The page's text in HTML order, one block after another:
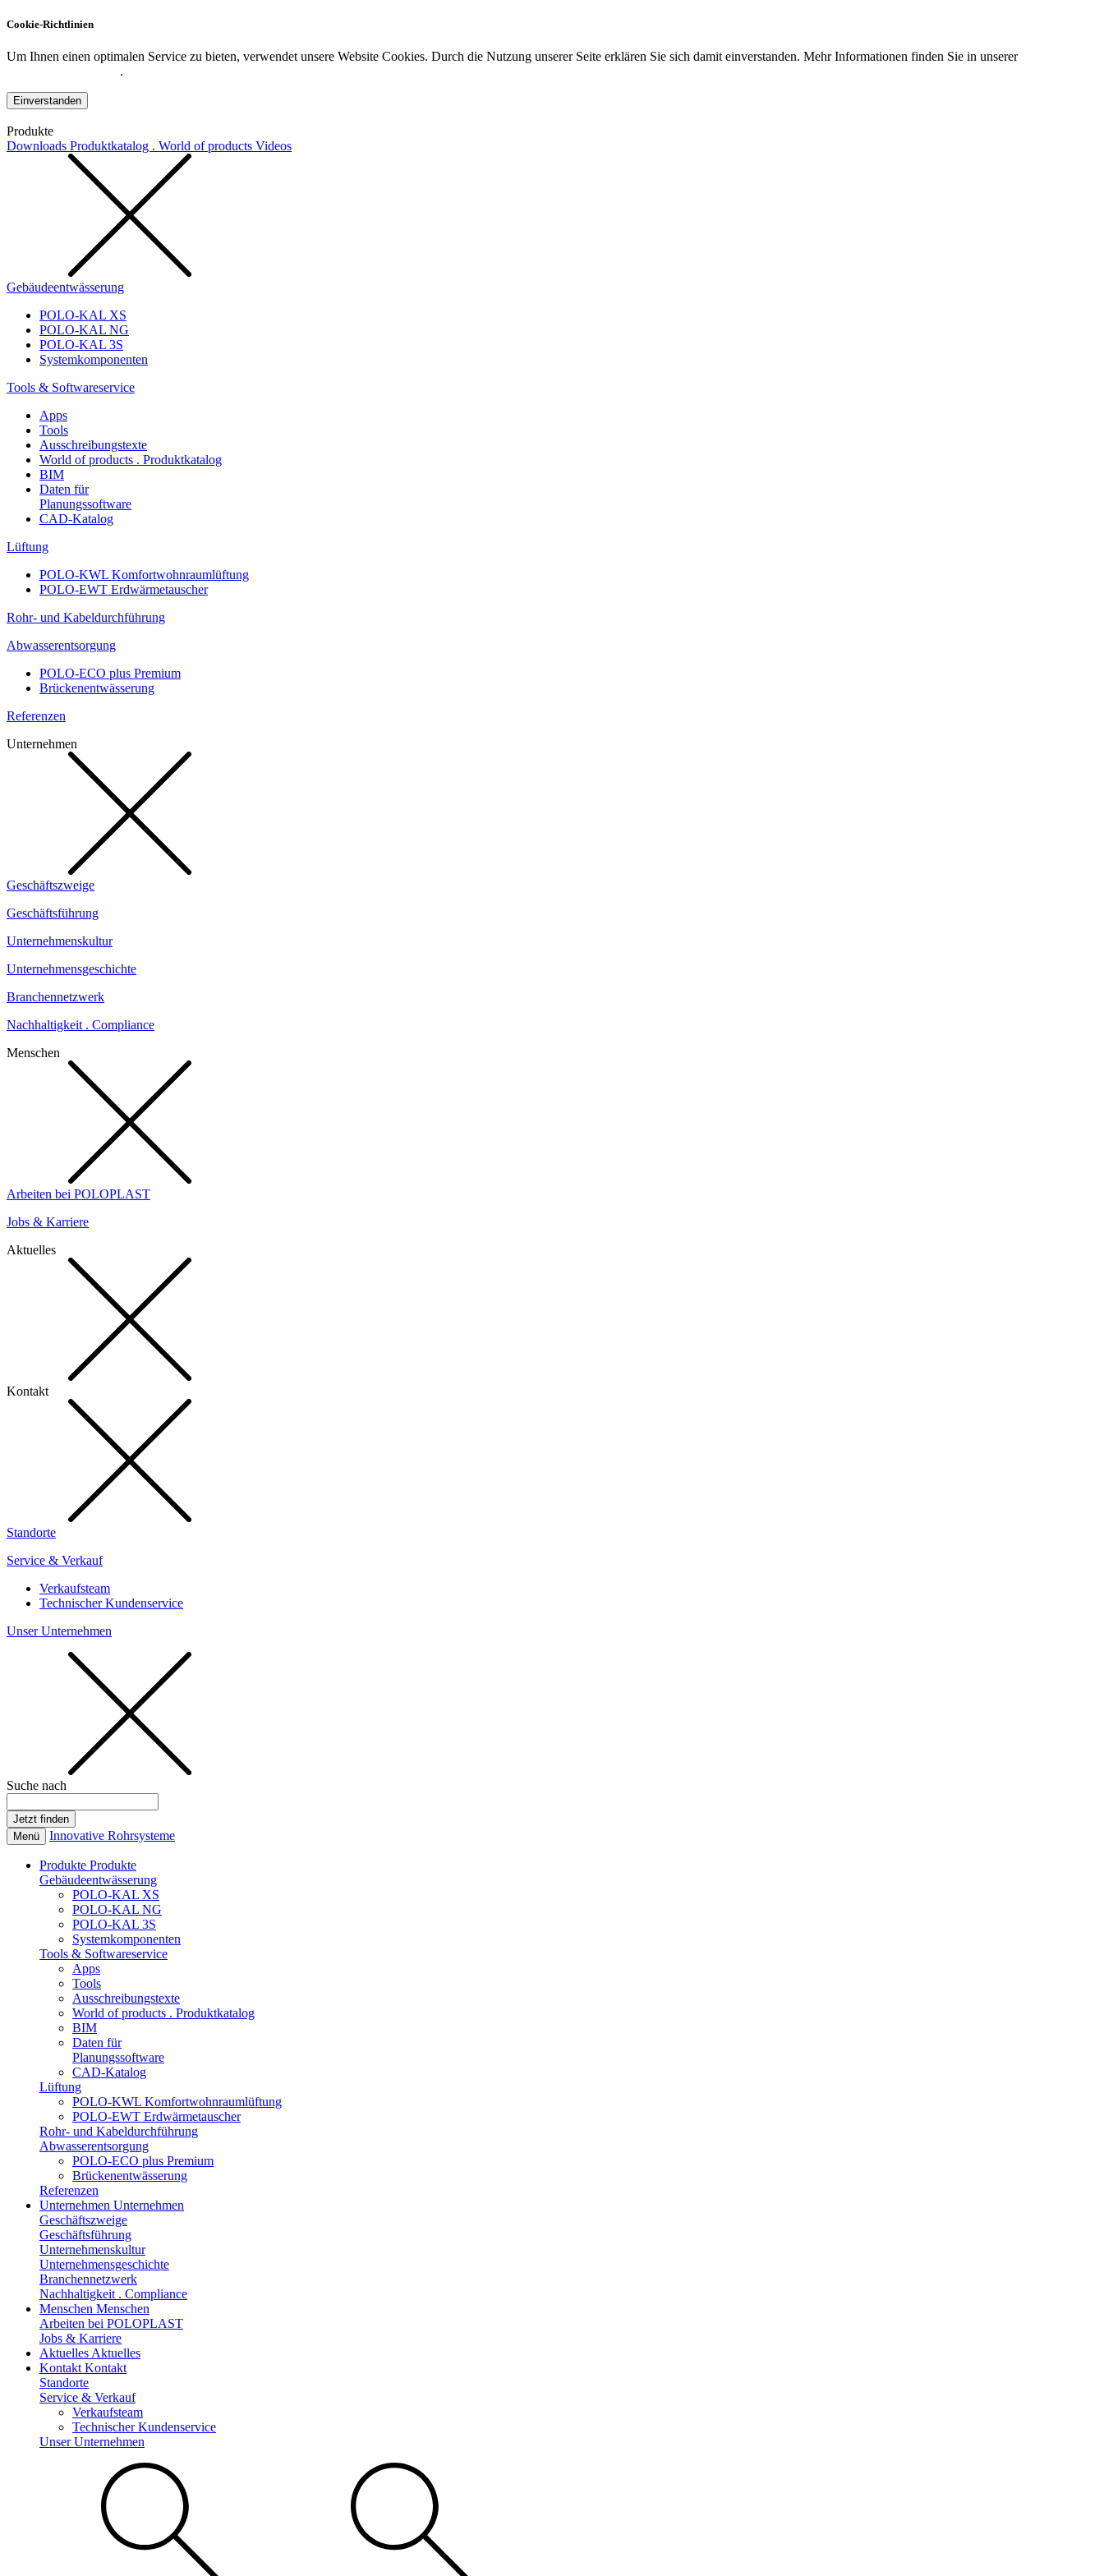
Cookie-Richtlinien
Um Ihnen einen optimalen Service zu bieten, verwendet unsere Website Cookies. Durch die Nutzung unserer Seite erklären Sie sich damit einverstanden. Mehr Informationen finden Sie in unserer
.
Einverstanden
Produkte
Downloads Produktkatalog . World of products Videos
Gebäudeentwässerung
POLO-KAL XS
POLO-KAL NG
POLO-KAL 3S
Systemkomponenten
Tools & Softwareservice
Apps
Tools
Ausschreibungstexte
World of products . Produktkatalog
BIM
Daten für
Planungssoftware
CAD-Katalog
Lüftung
POLO-KWL Komfortwohnraumlüftung
POLO-EWT Erdwärmetauscher
Rohr- und Kabeldurchführung
Abwasserentsorgung
POLO-ECO plus Premium
Brückenentwässerung
Referenzen
Unternehmen
Geschäftszweige
Geschäftsführung
Unternehmenskultur
Unternehmensgeschichte
Branchennetzwerk
Nachhaltigkeit . Compliance
Menschen
Arbeiten bei POLOPLAST
Jobs & Karriere
Aktuelles
Kontakt
Standorte
Service & Verkauf
Verkaufsteam
Technischer Kundenservice
Unser Unternehmen
Suche nach
Menü Innovative Rohrsysteme
Produkte Produkte
Gebäudeentwässerung
POLO-KAL XS
POLO-KAL NG
POLO-KAL 3S
Systemkomponenten
Tools & Softwareservice
Apps
Tools
Ausschreibungstexte
World of products . Produktkatalog
BIM
Daten für
Planungssoftware
CAD-Katalog
Lüftung
POLO-KWL Komfortwohnraumlüftung
POLO-EWT Erdwärmetauscher
Rohr- und Kabeldurchführung
Abwasserentsorgung
POLO-ECO plus Premium
Brückenentwässerung
Referenzen
Unternehmen Unternehmen
Geschäftszweige
Geschäftsführung
Unternehmenskultur
Unternehmensgeschichte
Branchennetzwerk
Nachhaltigkeit . Compliance
Menschen Menschen
Arbeiten bei POLOPLAST
Jobs & Karriere
Aktuelles Aktuelles
Kontakt Kontakt
Standorte
Service & Verkauf
Verkaufsteam
Technischer Kundenservice
Unser Unternehmen